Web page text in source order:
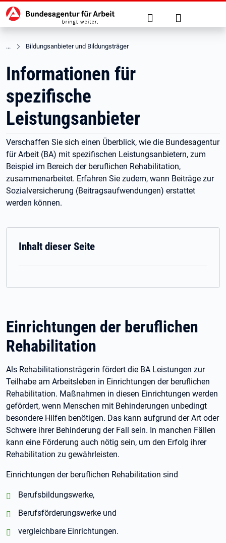
zu den Hauptinhalten springen
Hauptnavigation Suche Anmelden
Bildungsanbieter und Bildungsträger
Informationen für
spezifische
Leistungsanbieter
Verschaffen Sie sich einen Überblick, wie die Bundesagentur
für Arbeit (BA) mit spezifischen Leistungsanbietern, zum
Beispiel im Bereich der beruflichen Rehabilitation,
zusammenarbeitet. Erfahren Sie zudem, wann Beiträge zur
Sozialversicherung (Beitragsaufwendungen) erstattet
werden können.
Inhalt dieser Seite
Einrichtungen der beruflichen
Rehabilitation
Als Rehabilitationsträgerin fördert die BA Leistungen zur
Teilhabe am Arbeitsleben in Einrichtungen der beruflichen
Rehabilitation. Maßnahmen in diesen Einrichtungen werden
gefördert, wenn Menschen mit Behinderungen unbedingt
besondere Hilfen benötigen. Das kann aufgrund der Art oder
Schwere ihrer Behinderung der Fall sein. In manchen Fällen
kann eine Förderung auch nötig sein, um den Erfolg ihrer
Rehabilitation zu gewährleisten.
Einrichtungen der beruflichen Rehabilitation sind
positiv:
positiv:
Berufsbildungswerke,
positiv:
positiv:
Berufsförderungswerke und
positiv:
positiv:
vergleichbare Einrichtungen.